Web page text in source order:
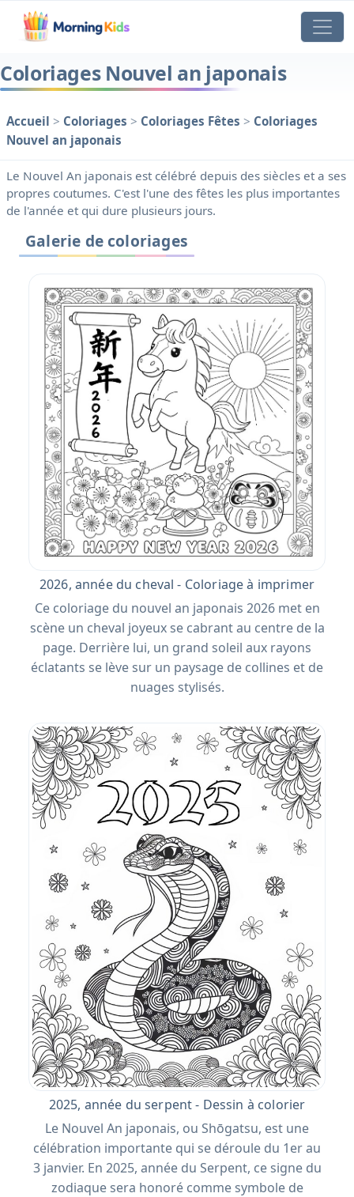
Coloriages Nouvel an japonais
Accueil > Coloriages > Coloriages Fêtes > Coloriages
Nouvel an japonais
Le Nouvel An japonais est célébré depuis des siècles et a ses
propres coutumes. C'est l'une des fêtes les plus importantes
de l'année et qui dure plusieurs jours.
Galerie de coloriages
2026, année du cheval - Coloriage à imprimer
Ce coloriage du nouvel an japonais 2026 met en
scène un cheval joyeux se cabrant au centre de la
page. Derrière lui, un grand soleil aux rayons
éclatants se lève sur un paysage de collines et de
nuages stylisés.
2025, année du serpent - Dessin à colorier
Le Nouvel An japonais, ou Shōgatsu, est une
célébration importante qui se déroule du 1er au
3 janvier. En 2025, année du Serpent, ce signe du
zodiaque sera honoré comme symbole de